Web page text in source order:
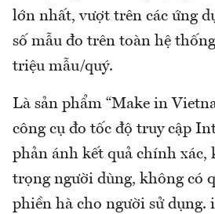
lớn nhất, vượt trên các ứng
số mẫu đo trên toàn hệ
triệu mẫu/quý.
Là sản phẩm “Make in
công cụ đo tốc độ truy cập
phản ánh kết quả chính xác,
trọng người dùng, không có
phiền hà cho người sử dụng.